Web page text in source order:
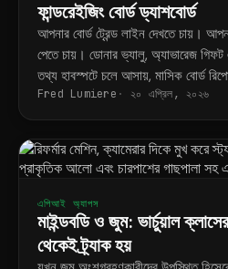
ফান্ডরেইজিং বোর্ড ড্যাশবোর্ড
আপনার বোর্ড ট্রেন্ড লাইন দেখতে চায়।
পেতে চায়। ডোনার ভ্যালু, অ্যাভারেজ গিফট
তথ্য হাবস্পটে চলে আসায়, মাসিক বোর্ড
থেকে একটি সংরক্ষিত ড্যাশবোর্ডে পরিণত হয়।
Fred Lumiere ২০ এপ্রিল, ২০২৬
এপিআই অ্যাপস
মাইন্ডবডি ও জুম: ভার্চুয়াল
থেকেই ট্র্যাক হয়